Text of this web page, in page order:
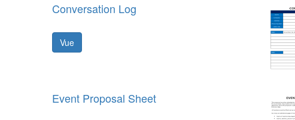
Conversation Log
Vue
Event Proposal Sheet